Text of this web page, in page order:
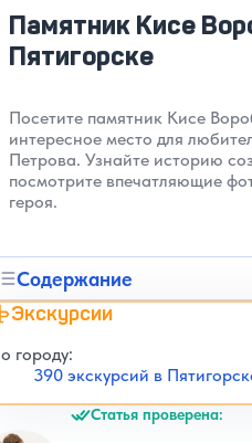
Памятник Кисе
Пятигорске
Посетите памятник Кисе
интересное место для
Петрова. Узнайте историю
посмотрите впечатляющие
героя.
Содержание
Экскурсии
городу:
390 экскурсий в
Статья проверена: